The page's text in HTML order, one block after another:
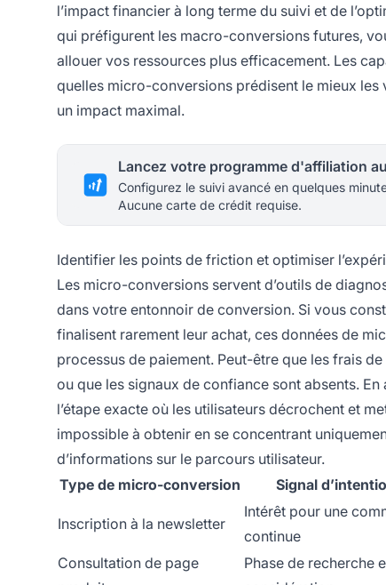
l’impact financier à long terme du suivi et de
qui préfigurent les macro-conversions futures,
allouer vos ressources plus efficacement. Les
quelles micro-conversions prédisent le mieux
un impact maximal.
Configurez le suivi avancé en quelques
Aucune carte de crédit requise.
Identifier les points de friction et optimiser
Les micro-conversions servent d’outils de
dans votre entonnoir de conversion. Si vous
finalisent rarement leur achat, ces données de
processus de paiement. Peut-être que les frais
ou que les signaux de confiance sont absents.
l’étape exacte où les utilisateurs décrochent et
impossible à obtenir en se concentrant
d’informations sur le parcours utilisateur.
Type de micro-conversion
Signal
Inscription à la newsletter
Intérêt pour une
continue
Consultation de page
Phase de recherche